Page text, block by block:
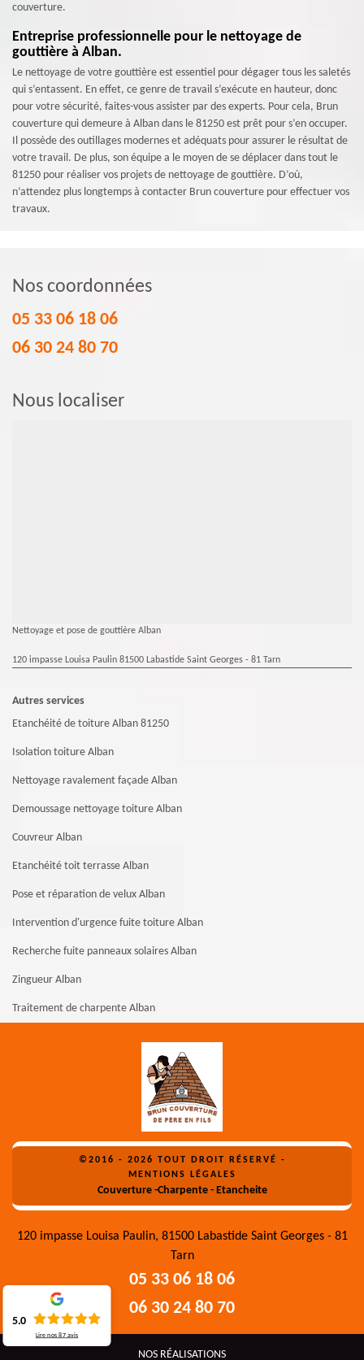
NOS RÉALISATIONS
couverture.
Entreprise professionnelle pour le nettoyage de
gouttière à Alban.
Le nettoyage de votre gouttière est essentiel pour dégager tous les saletés
qui s’entassent. En effet, ce genre de travail s’exécute en hauteur, donc
pour votre sécurité, faites-vous assister par des experts. Pour cela, Brun
couverture qui demeure à Alban dans le 81250 est prêt pour s’en occuper.
Il possède des outillages modernes et adéquats pour assurer le résultat de
votre travail. De plus, son équipe a le moyen de se déplacer dans tout le
81250 pour réaliser vos projets de nettoyage de gouttière. D’où,
n’attendez plus longtemps à contacter Brun couverture pour effectuer vos
travaux.
Nos coordonnées
05 33 06 18 06
06 30 24 80 70
Nous localiser
Nettoyage et pose de gouttière Alban
120 impasse Louisa Paulin 81500 Labastide Saint Georges - 81 Tarn
Autres services
Etanchéité de toiture Alban 81250
Isolation toiture Alban
Nettoyage ravalement façade Alban
Demoussage nettoyage toiture Alban
Couvreur Alban
Etanchéité toit terrasse Alban
Pose et réparation de velux Alban
Intervention d'urgence fuite toiture Alban
Recherche fuite panneaux solaires Alban
Zingueur Alban
Traitement de charpente Alban
©2016 - 2026 TOUT DROIT RÉSERVÉ -
MENTIONS LÉGALES
Couverture -Charpente - Etancheite
120 impasse Louisa Paulin, 81500 Labastide Saint Georges - 81
Tarn
05 33 06 18 06
06 30 24 80 70
5.0
Lire nos87 avis